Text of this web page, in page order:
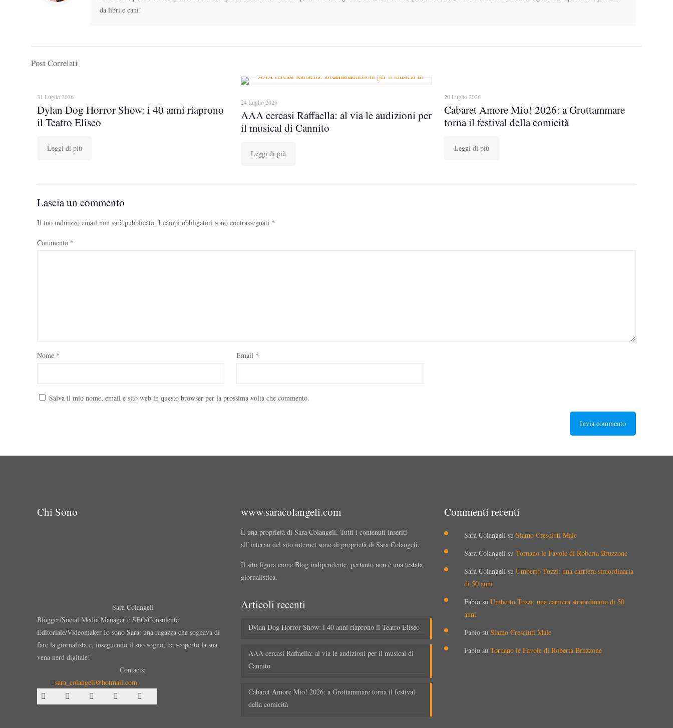
da libri e cani!
Post Correlati
31 Luglio 2026
Dylan Dog Horror Show: i 40 anni riaprono
il Teatro Eliseo
Leggi di più
24 Luglio 2026
AAA cercasi Raffaella: al via le audizioni per
il musical di Cannito
Leggi di più
20 Luglio 2026
Cabaret Amore Mio! 2026: a Grottammare
torna il festival della comicità
Leggi di più
Lascia un commento
Il tuo indirizzo email non sarà pubblicato. I campi obbligatori sono contrassegnati *
Commento *
Nome * Email *
Salva il mio nome, email e sito web in questo browser per la prossima volta che commento.
Chi Sono
Sara Colangeli
Blogger/Social Media Manager e SEO/Consulente
Editoriale/Videomaker Io sono Sara: una ragazza che sognava di
fare la giornalista e, inseguendo il suo sogno, ha scoperto la sua
vena nerd digitale!
Contacts:
sara_colangeli@hotmail.com
www.saracolangeli.com
È una proprietà di Sara Colangeli. Tutti i contenuti inseriti
all’interno del sito internet sono di proprietà di Sara Colangeli.
Il sito figura come Blog indipendente, pertanto non è una testata
giornalistica.
Articoli recenti
Dylan Dog Horror Show: i 40 anni riaprono il Teatro Eliseo
AAA cercasi Raffaella: al via le audizioni per il musical di
Cannito
Cabaret Amore Mio! 2026: a Grottammare torna il festival
della comicità
Commenti recenti
Sara Colangeli suSiamo Cresciuti Male
Sara Colangeli suTornano le Favole di Roberta Bruzzone
Sara Colangeli suUmberto Tozzi: una carriera straordinaria
di 50 anni
Fabio suUmberto Tozzi: una carriera straordinaria di 50
anni
Fabio suSiamo Cresciuti Male
Fabio suTornano le Favole di Roberta Bruzzone